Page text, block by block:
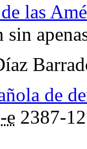
las
sin
de
e 2387-